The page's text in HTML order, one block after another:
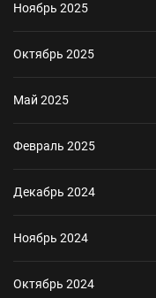
Ноябрь 2025
Октябрь 2025
Май 2025
Февраль 2025
Декабрь 2024
Ноябрь 2024
Октябрь 2024